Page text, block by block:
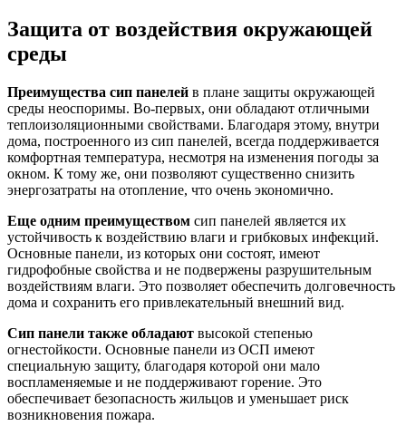
Защита от воздействия окружающей
среды
Преимущества сип панелей в плане защиты окружающей
среды неоспоримы. Во-первых, они обладают отличными
теплоизоляционными свойствами. Благодаря этому, внутри
дома, построенного из сип панелей, всегда поддерживается
комфортная температура, несмотря на изменения погоды за
окном. К тому же, они позволяют существенно снизить
энергозатраты на отопление, что очень экономично.
Еще одним преимуществом сип панелей является их
устойчивость к воздействию влаги и грибковых инфекций.
Основные панели, из которых они состоят, имеют
гидрофобные свойства и не подвержены разрушительным
воздействиям влаги. Это позволяет обеспечить долговечность
дома и сохранить его привлекательный внешний вид.
Сип панели также обладают высокой степенью
огнестойкости. Основные панели из ОСП имеют
специальную защиту, благодаря которой они мало
воспламеняемые и не поддерживают горение. Это
обеспечивает безопасность жильцов и уменьшает риск
возникновения пожара.